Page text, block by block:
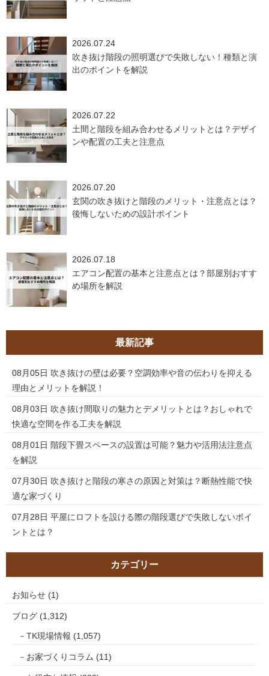
2026.07.24
吹き抜け階段の照明選びで失敗しない！種類と演
出のポイントを解説
2026.07.22
土間と階段を組み合わせるメリットとは？デザイ
ンや配置の工夫と注意点
2026.07.20
玄関の吹き抜けと階段のメリット・注意点とは？
後悔しないための設計ポイント
2026.07.18
エアコン配置の基本と注意点とは？部屋別おすす
め場所を解説
最新記事
08月05日 吹き抜けの壁は必要？空調効率や音の伝わりを抑える
理由とメリットを解説！
08月03日 吹き抜け間取りの魅力とデメリットとは？おしゃれで
快適な空間を作る工夫を解説
08月01日 階段下畳スペースの設置は可能？魅力や活用法注意点
を解説
07月30日 吹き抜けと階段の寒さの原因と対策は？断熱性能で快
適な家づくり
07月28日 平屋にロフトを設ける際の階段選びで失敗しないポイ
ントとは？
カテゴリー
お知らせ (1)
ブログ (1,312)
TK現場情報 (1,057)
お家づくりコラム (11)